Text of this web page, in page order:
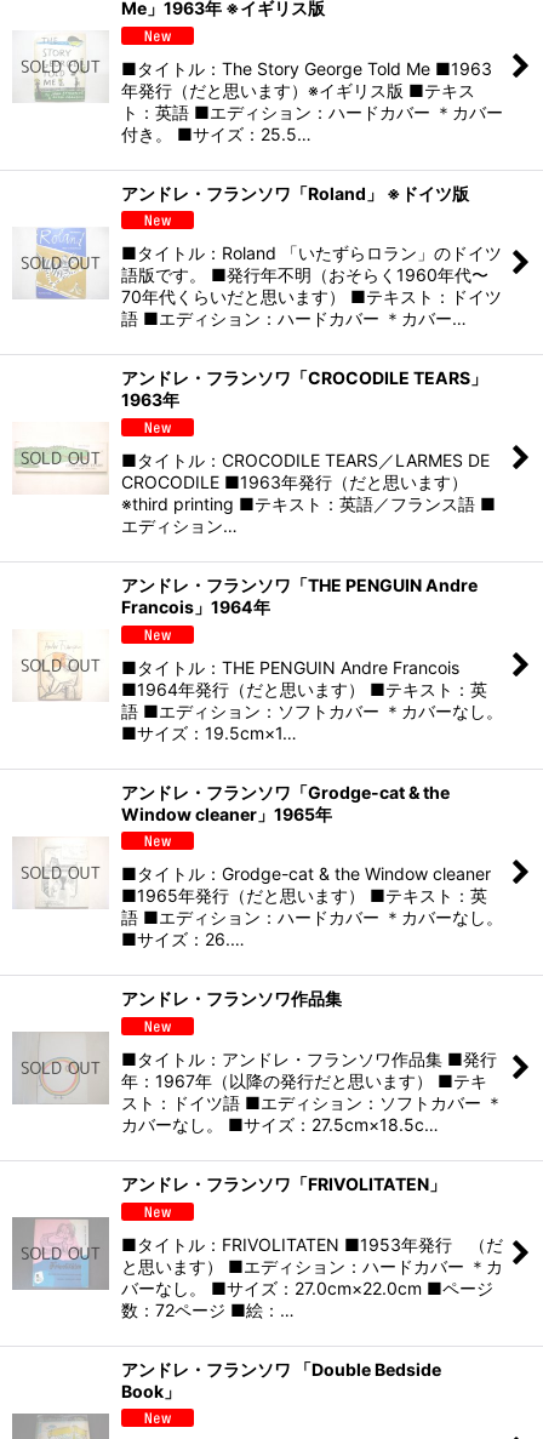
Me」1963年 ※イギリス版
■タイトル：The Story George Told Me ■1963
年発行（だと思います）※イギリス版 ■テキス
ト：英語 ■エディション：ハードカバー ＊カバー
付き。 ■サイズ：25.5…
アンドレ・フランソワ「Roland」 ※ドイツ版
■タイトル：Roland 「いたずらロラン」のドイツ
語版です。 ■発行年不明（おそらく1960年代〜
70年代くらいだと思います） ■テキスト：ドイツ
語 ■エディション：ハードカバー ＊カバー…
アンドレ・フランソワ「CROCODILE TEARS」
1963年
■タイトル：CROCODILE TEARS／LARMES DE
CROCODILE ■1963年発行（だと思います）
※third printing ■テキスト：英語／フランス語 ■
エディション…
アンドレ・フランソワ「THE PENGUIN Andre
Francois」1964年
■タイトル：THE PENGUIN Andre Francois
■1964年発行（だと思います） ■テキスト：英
語 ■エディション：ソフトカバー ＊カバーなし。
■サイズ：19.5cm×1…
アンドレ・フランソワ「Grodge-cat & the
Window cleaner」1965年
■タイトル：Grodge-cat & the Window cleaner
■1965年発行（だと思います） ■テキスト：英
語 ■エディション：ハードカバー ＊カバーなし。
■サイズ：26.…
アンドレ・フランソワ作品集
■タイトル：アンドレ・フランソワ作品集 ■発行
年：1967年（以降の発行だと思います） ■テキ
スト：ドイツ語 ■エディション：ソフトカバー ＊
カバーなし。 ■サイズ：27.5cm×18.5c…
アンドレ・フランソワ「FRIVOLITATEN」
■タイトル：FRIVOLITATEN ■1953年発行 （だ
と思います） ■エディション：ハードカバー ＊カ
バーなし。 ■サイズ：27.0cm×22.0cm ■ページ
数：72ページ ■絵：…
アンドレ・フランソワ 「Double Bedside
Book」